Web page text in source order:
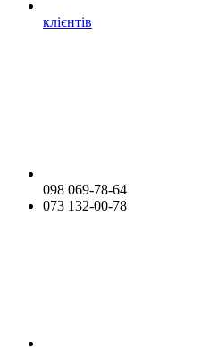
клієнтів
098 069-78-64
073 132-00-78